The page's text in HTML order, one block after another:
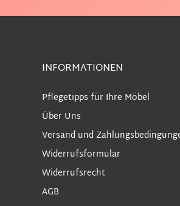
INFORMATIONEN
Pflegetipps für Ihre Möbel
Über Uns
Versand und
Widerrufsformular
Widerrufsrecht
AGB